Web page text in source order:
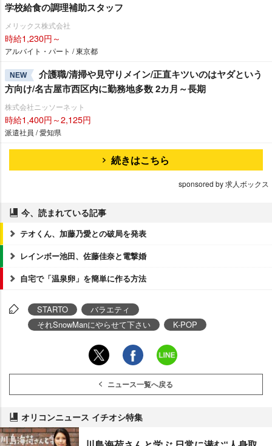
学校給食の調理補助スタッフ
メリックス株式会社
時給1,230円～
アルバイト・パート / 東京都
NEW
介護職/清掃や見守りメイン/正直キツいのはヤダという
方向け/名古屋市西区内に勤務地多数 2カ月～長期
株式会社ニッソーネット
時給1,400円～2,125円
派遣社員 / 愛知県
続きはこちら
sponsored by 求人ボックス
今、読まれている記事
テオくん、加藤乃愛との破局を発表
レインボー池田、佐藤佳奈と電撃婚
自宅で「温泉卵」を簡単に作る方法
STARTO
バラエティ
それSnowManにやらせて下さい
K-POP
ニュース一覧へ戻る
オリコンニュース イチオシ特集